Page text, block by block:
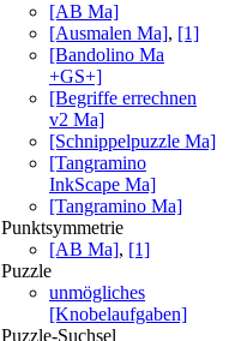
[AB Ma]
[Ausmalen Ma], [1]
[Bandolino Ma
+GS+]
[Begriffe errechnen
v2 Ma]
[Schnippelpuzzle Ma]
[Tangramino
InkScape Ma]
[Tangramino Ma]
Punktsymmetrie
[AB Ma], [1]
Puzzle
unmögliches
[Knobelaufgaben]
Puzzle-Suchsel